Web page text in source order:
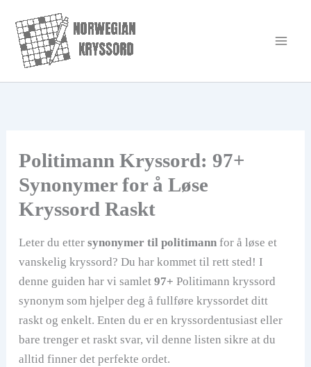
rett
innholdet
Politimann Kryssord: 97+
Synonymer for å Løse
Kryssord Raskt
Leter du etter synonymer til politimannfor å løse et
vanskelig kryssord? Du har kommet til rett sted! I
denne guiden har vi samlet 97+ Politimann kryssord
synonym som hjelper deg å fullføre kryssordet ditt
raskt og enkelt. Enten du er en kryssordentusiast eller
bare trenger et raskt svar, vil denne listen sikre at du
alltid finner det perfekte ordet.